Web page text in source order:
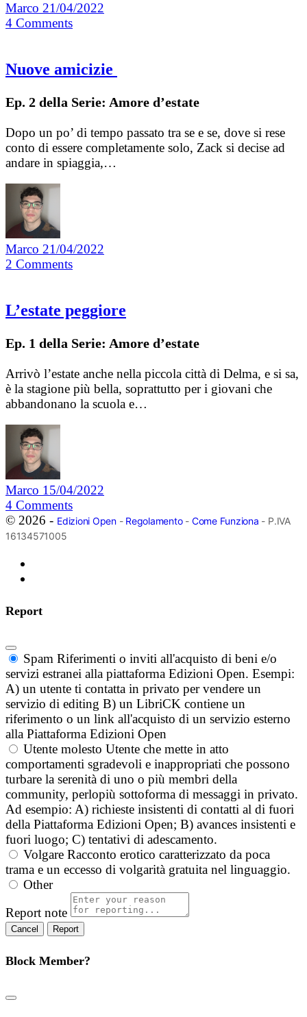
Marco 21/04/2022
4 Comments
Nuove amicizie
Ep. 2 della Serie: Amore d’estate
Dopo un po’ di tempo passato tra se e se, dove si rese
conto di essere completamente solo, Zack si decise ad
andare in spiaggia,…
Marco 21/04/2022
2 Comments
L’estate peggiore
Ep. 1 della Serie: Amore d’estate
Arrivò l’estate anche nella piccola città di Delma, e si sa,
è la stagione più bella, soprattutto per i giovani che
abbandonano la scuola e…
Marco 15/04/2022
4 Comments
© 2026 - Edizioni Open- Regolamento- Come Funziona - P.IVA
16134571005
Report
Spam Riferimenti o inviti all'acquisto di beni e/o
servizi estranei alla piattaforma Edizioni Open. Esempi:
A) un utente ti contatta in privato per vendere un
servizio di editing B) un LibriCK contiene un
riferimento o un link all'acquisto di un servizio esterno
alla Piattaforma Edizioni Open
Utente molesto Utente che mette in atto
comportamenti sgradevoli e inappropriati che possono
turbare la serenità di uno o più membri della
community, perlopiù sottoforma di messaggi in privato.
Ad esempio: A) richieste insistenti di contatti al di fuori
della Piattaforma Edizioni Open; B) avances insistenti e
fuori luogo; C) tentativi di adescamento.
Volgare Racconto erotico caratterizzato da poca
trama e un eccesso di volgarità gratuita nel linguaggio.
Other
Report note
Report
Block Member?